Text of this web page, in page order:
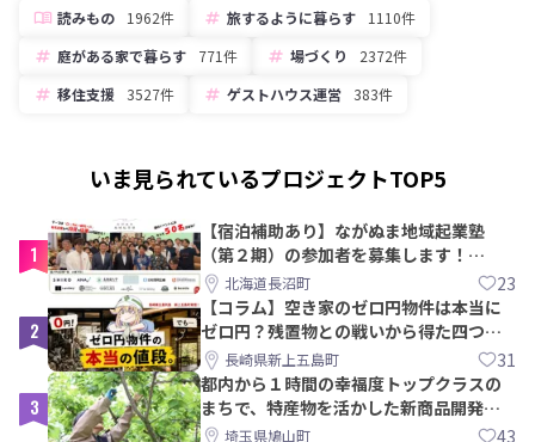
読みもの 1962件 旅するように暮らす
1110件
庭がある家で暮らす
771件 場づくり
2372件
移住支援 3527件 ゲストハウス運営 383件
いま見られているプロジェクトTOP5
1
【宿泊補助あり】ながぬま地域起業塾
（第２期）の参加者を募集します！
【8/21〆】
北海道長沼町 23
2
【コラム】空き家のゼロ円物件は本当に
ゼロ円？残置物との戦いから得た四つの
教訓｜新上五島町
長崎県新上五島町 31
3
都内から１時間の幸福度トップクラスの
まちで、特産物を活かした新商品開発＆
PRメンバー募集！
埼玉県鳩山町 43